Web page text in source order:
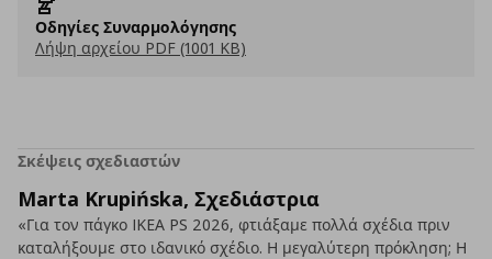
Οδηγίες Συναρμολόγησης
Λήψη αρχείου PDF (1001 KB)
Σκέψεις σχεδιαστών
Marta Krupińska, Σχεδιάστρια
«Για τον πάγκο IKEA PS 2026, φτιάξαμε πολλά σχέδια πριν
καταλήξουμε στο ιδανικό σχέδιο. Η μεγαλύτερη πρόκληση; Η